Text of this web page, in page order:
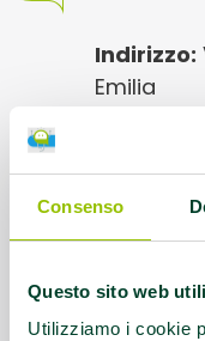
Consenso
Questo sito web
Utilizziamo i cookie
Indirizzo:
Emilia
Contatti:
Questo